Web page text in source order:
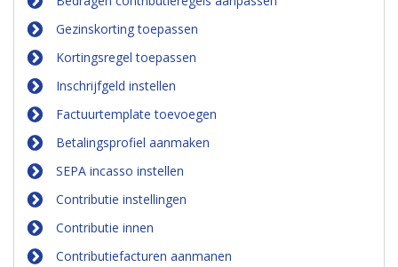
Gezinskorting toepassen
Kortingsregel toepassen
Inschrijfgeld instellen
Factuurtemplate toevoegen
Betalingsprofiel aanmaken
SEPA incasso instellen
Contributie instellingen
Contributie innen
Contributiefacturen aanmanen